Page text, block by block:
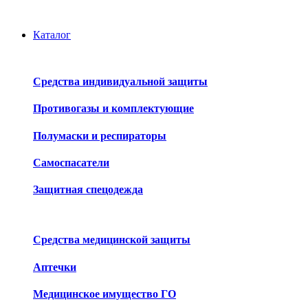
Каталог
Средства индивидуальной защиты
Противогазы и комплектующие
Полумаски и респираторы
Самоспасатели
Защитная спецодежда
Средства медицинской защиты
Аптечки
Медицинское имущество ГО